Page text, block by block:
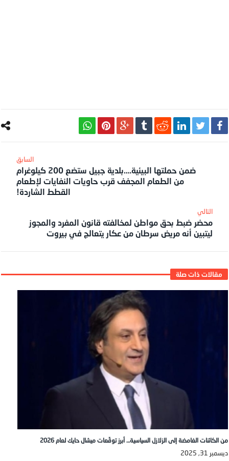
ضمن حملتها البيئية….بلدية جبيل ستضع 200 كيلوغرام
من الطعام المجفف قرب حاويات النفايات لإطعام
القطط الشاردة!
‎التالي
محضر ضبط بحق مواطن لمخالفته قانون المفرد والمجوز
ليتبين أنه مريض سرطان من عكار يتعالج في بيروت
من الكائنات الغامضة إلى الزلازل السياسية… أبرز توقّعات ميشال حايك لعام 2026
ديسمبر 31, 2025